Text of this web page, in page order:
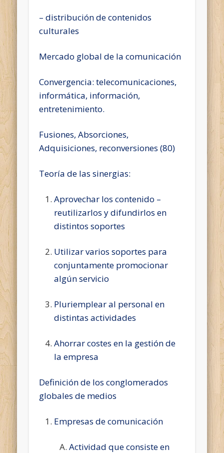
– distribución de contenidos
culturales
Mercado global de la comunicación
Convergencia: telecomunicaciones,
informática, información,
entretenimiento.
Fusiones, Absorciones,
Adquisiciones, reconversiones (80)
Teoría de las sinergias:
Aprovechar los contenido –
reutilizarlos y difundirlos en
distintos soportes
Utilizar varios soportes para
conjuntamente promocionar
algún servicio
Pluriemplear al personal en
distintas actividades
Ahorrar costes en la gestión de
la empresa
Definición de los conglomerados
globales de medios
Empresas de comunicación
Actividad que consiste en